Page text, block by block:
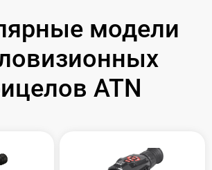
модели
ATN